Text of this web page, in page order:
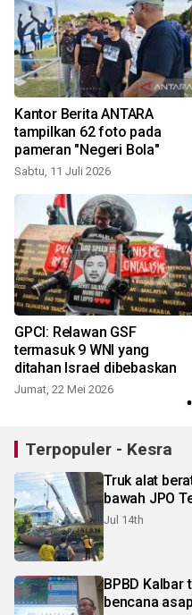
Kantor Berita ANTARA
tampilkan 62 foto pada
pameran "Negeri Bola"
Sabtu, 11 Juli 2026
GPCI: Relawan GSF
termasuk 9 WNI yang
ditahan Israel dibebaskan
Jumat, 22 Mei 2026
Terpopuler - Kesra
Truk alat
bawah JPO
Jul 14th
BPBD
bencana asap